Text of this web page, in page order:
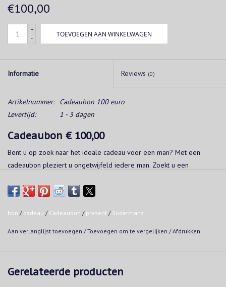
€100,00
+
-
TOEVOEGEN AAN WINKELWAGEN
Informatie Reviews (0)
Artikelnummer:
Cadeaubon 100 euro
Levertijd:
1 - 3 dagen
Cadeaubon € 100,00
Bent u op zoek naar het ideale cadeau voor een man? Met een
cadeaubon pleziert u ongetwijfeld iedere man. Zoekt u een
Twijfel dan niet om ons te contacteren.
bon / cadeau / Cadeaubon / present / Sodermans
Aan verlanglijst toevoegen /Toevoegen om te vergelijken /Afdrukken
Gerelateerde producten